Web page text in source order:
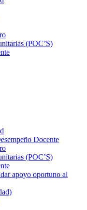
(POC’S)
Docente
(POC’S)
apoyo oportuno al